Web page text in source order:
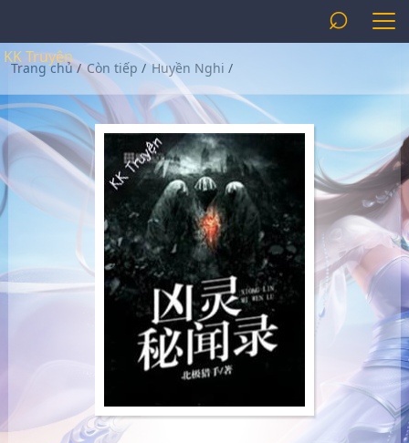
KK Truyện
⌕
Trang chủ/ Còn tiếp / Huyền Nghi /